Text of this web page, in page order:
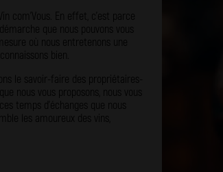
com’Vous. En effet, c’est parce
que nous pouvons vous
où nous entretenons une
bien.
le savoir-faire des propriétaires-
nous vous proposons, nous vous
temps d’échanges que nous
les amoureux des vins,